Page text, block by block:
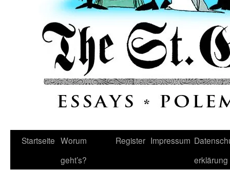
Startseite Worum
geht’s?
Register Impressum
erklärung